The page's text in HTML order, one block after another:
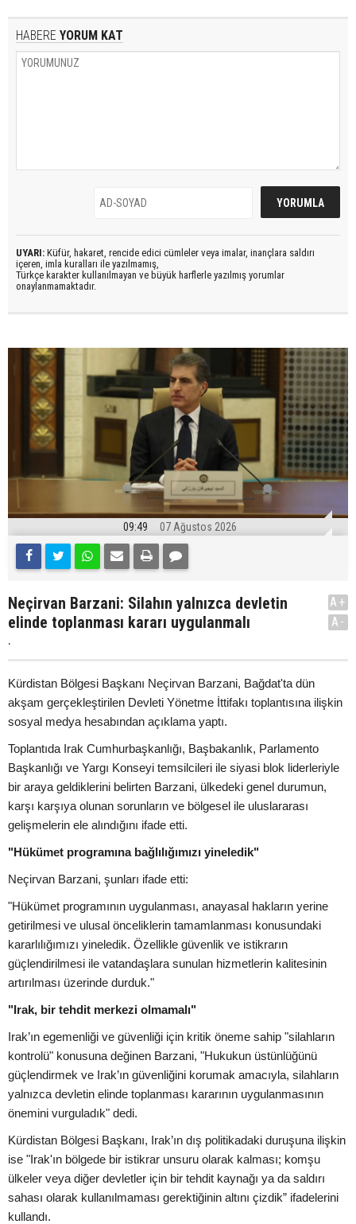
HABERE YORUM KAT
UYARI: Küfür, hakaret, rencide edici cümleler veya imalar, inançlara saldırı
içeren, imla kuralları ile yazılmamış,
Türkçe karakter kullanılmayan ve büyük harflerle yazılmış yorumlar
onaylanmamaktadır.
09:49 07 Ağustos 2026
Neçirvan Barzani: Silahın yalnızca devletin
elinde toplanması kararı uygulanmalı
.
A+
A-
Kürdistan Bölgesi Başkanı Neçirvan Barzani, Bağdat'ta dün
akşam gerçekleştirilen Devleti Yönetme İttifakı toplantısına ilişkin
sosyal medya hesabından açıklama yaptı.
Toplantıda Irak Cumhurbaşkanlığı, Başbakanlık, Parlamento
Başkanlığı ve Yargı Konseyi temsilcileri ile siyasi blok liderleriyle
bir araya geldiklerini belirten Barzani, ülkedeki genel durumun,
karşı karşıya olunan sorunların ve bölgesel ile uluslararası
gelişmelerin ele alındığını ifade etti.
"Hükümet programına bağlılığımızı yineledik"
Neçirvan Barzani, şunları ifade etti:
"Hükümet programının uygulanması, anayasal hakların yerine
getirilmesi ve ulusal önceliklerin tamamlanması konusundaki
kararlılığımızı yineledik. Özellikle güvenlik ve istikrarın
güçlendirilmesi ile vatandaşlara sunulan hizmetlerin kalitesinin
artırılması üzerinde durduk."
"Irak, bir tehdit merkezi olmamalı"
Irak’ın egemenliği ve güvenliği için kritik öneme sahip "silahların
kontrolü" konusuna değinen Barzani, "Hukukun üstünlüğünü
güçlendirmek ve Irak’ın güvenliğini korumak amacıyla, silahların
yalnızca devletin elinde toplanması kararının uygulanmasının
önemini vurguladık" dedi.
Kürdistan Bölgesi Başkanı, Irak’ın dış politikadaki duruşuna ilişkin
ise "Irak'ın bölgede bir istikrar unsuru olarak kalması; komşu
ülkeler veya diğer devletler için bir tehdit kaynağı ya da saldırı
sahası olarak kullanılmaması gerektiğinin altını çizdik” ifadelerini
kullandı.